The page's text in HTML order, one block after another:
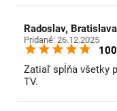
Radoslav,
Pridané: 26.12.2025
Zatiaľ spĺňa všetky
TV.